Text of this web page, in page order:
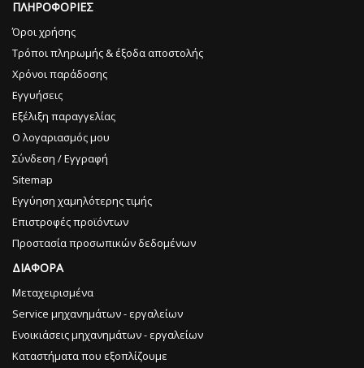
ΠΛΗΡΟΦΟΡΙΕΣ
Όροι χρήσης
Τρόποι πληρωμής & έξοδα αποστολής
Χρόνοι παράδοσης
Εγγυήσεις
Εξέλιξη παραγγελίας
Ο λογαριασμός μου
Σύνδεση / Εγγραφή
Sitemap
Εγγύηση χαμηλότερης τιμής
Επιστροφές προϊόντων
Προστασία προσωπικών δεδομένων
ΔΙΑΦΟΡΑ
Μεταχειρισμένα
Service μηχανημάτων - εργαλείων
Ενοικιάσεις μηχανημάτων - εργαλείων
Καταστήματα που εξοπλίζουμε